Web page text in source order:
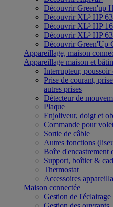
Découvrir Green'up
Découvrir XL³ HP
Découvrir XL³ HP
Découvrir XL³ HP
Découvrir Green'Up
Appareillage, maison
Appareillage maison et
Interrupteur, poussoir
Prise de courant,
autres prises
Détecteur de
Plaque
Enjoliveur, doigt et
Commande pour
Sortie de câble
Autres fonctions
Boîte d'encastrement
Support, boîtier &
Thermostat
Accessoires
Maison connectée
Gestion de l'éclairage
Gestion des ouvrants